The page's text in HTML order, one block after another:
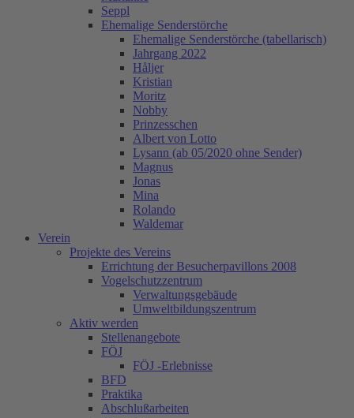
Seppl
Ehemalige Senderstörche
Ehemalige Senderstörche (tabellarisch)
Jahrgang 2022
Håljer
Kristian
Moritz
Nobby
Prinzesschen
Albert von Lotto
Lysann (ab 05/2020 ohne Sender)
Magnus
Jonas
Mina
Rolando
Waldemar
Verein
Projekte des Vereins
Errichtung der Besucherpavillons 2008
Vogelschutzzentrum
Verwaltungsgebäude
Umweltbildungszentrum
Aktiv werden
Stellenangebote
FÖJ
FÖJ -Erlebnisse
BFD
Praktika
Abschlußarbeiten